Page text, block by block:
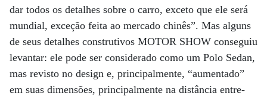
dar todos os detalhes sobre o carro, exceto que ele será
mundial, exceção feita ao mercado chinês”. Mas alguns
de seus detalhes construtivos MOTOR SHOW conseguiu
levantar: ele pode ser considerado como um Polo Sedan,
mas revisto no design e, principalmente, “aumentado”
em suas dimensões, principalmente na distância entre-